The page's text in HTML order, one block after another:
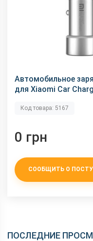
Автомобильное
для Xiaomi Car
Код товара: 5167
0 грн
СООБЩИТЬ О
ПОСЛЕДНИЕ